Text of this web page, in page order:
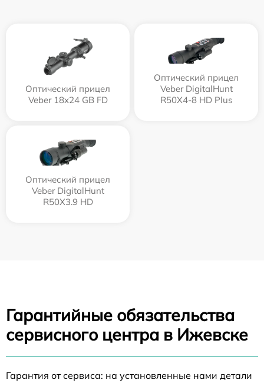
Оптический прицел
Veber 18x24 GB FD
Оптический прицел
Veber DigitalHunt
R50X4-8 HD Plus
Оптический прицел
Veber DigitalHunt
R50X3.9 HD
Гарантийные обязательства
сервисного центра в Ижевске
Гарантия от сервиса: на установленные нами детали